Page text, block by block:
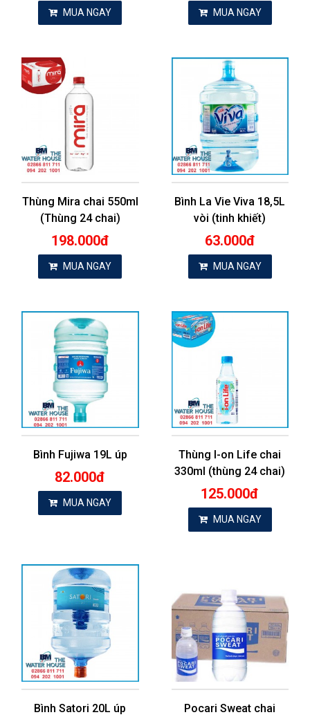
MUA NGAY MUA NGAY
Thùng Mira chai 550ml
(Thùng 24 chai)
198.000đ
MUA NGAY
Bình La Vie Viva 18,5L
vòi (tinh khiết)
63.000đ
MUA NGAY
Bình Fujiwa 19L úp
82.000đ
MUA NGAY
Thùng I-on Life chai
330ml (thùng 24 chai)
125.000đ
MUA NGAY
Bình Satori 20L úp
Pocari Sweat chai